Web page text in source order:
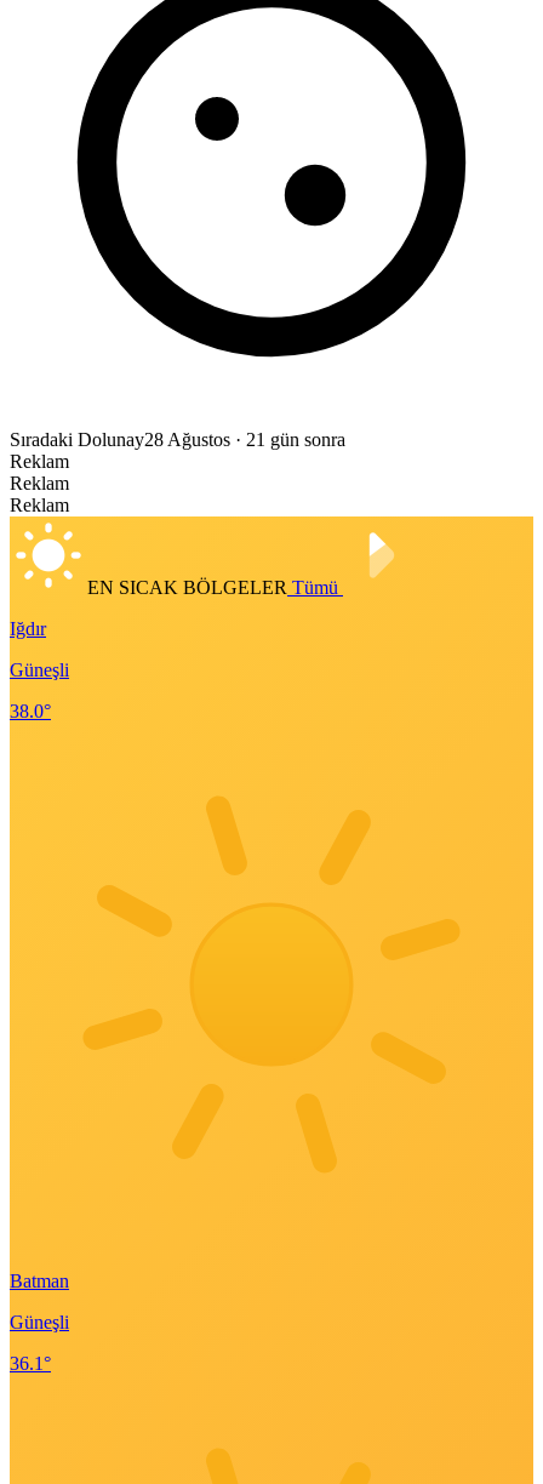
Sıradaki Dolunay28 Ağustos · 21 gün sonra
Reklam
Reklam
Reklam
EN SICAK BÖLGELER Tümü
Iğdır
Güneşli
38.0°
Batman
Güneşli
36.1°